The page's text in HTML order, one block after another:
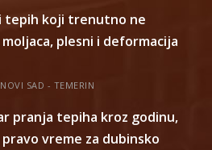
tepih koji trenutno ne
plesni i deformacija
SAD - TEMERIN
pranja tepiha kroz godinu,
vreme za dubinsko